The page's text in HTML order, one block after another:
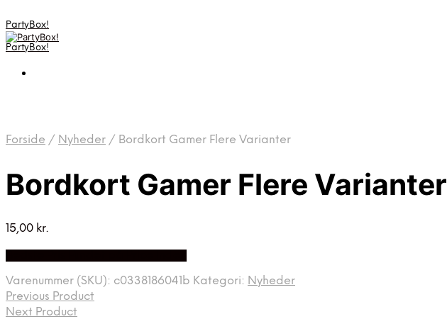
PartyBox!
PartyBox!
Forside / Nyheder / Bordkort Gamer Flere Varianter
Bordkort Gamer Flere Varianter
15,00 kr.
Varenummer (SKU): c0338186041b Kategori: Nyheder
Previous Product
Next Product